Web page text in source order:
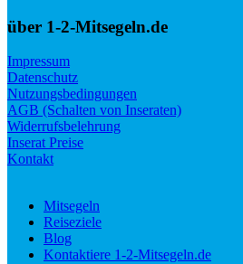
über 1-2-Mitsegeln.de
Impressum
Datenschutz
Nutzungsbedingungen
AGB (Schalten von Inseraten)
Widerrufsbelehrung
Inserat Preise
Kontakt
Mitsegeln
Reiseziele
Blog
Kontaktiere 1-2-Mitsegeln.de